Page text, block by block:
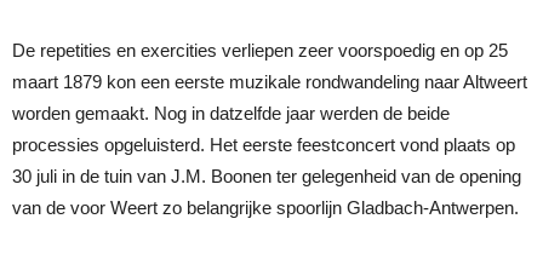
De repetities en exercities verliepen zeer voorspoedig en op 25
maart 1879 kon een eerste muzikale rondwandeling naar Altweert
worden gemaakt. Nog in datzelfde jaar werden de beide
processies opgeluisterd. Het eerste feestconcert vond plaats op
30 juli in de tuin van J.M. Boonen ter gelegenheid van de opening
van de voor Weert zo belangrijke spoorlijn Gladbach-Antwerpen.